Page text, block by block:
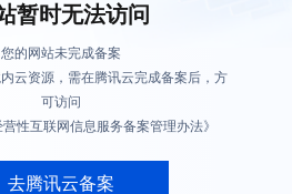
暂时无法访问
您的网站未完成备案
云资源，需在腾讯云完成备案后，方
可访问
性互联网信息服务备案管理办法》
去腾讯云备案